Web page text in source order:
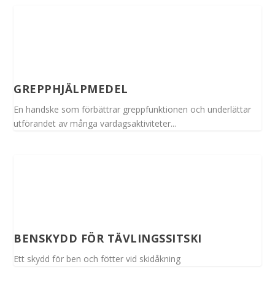
GREPPHJÄLPMEDEL
En handske som förbättrar greppfunktionen och underlättar
utförandet av många vardagsaktiviteter...
BENSKYDD FÖR TÄVLINGSSITSKI
Ett skydd för ben och fötter vid skidåkning